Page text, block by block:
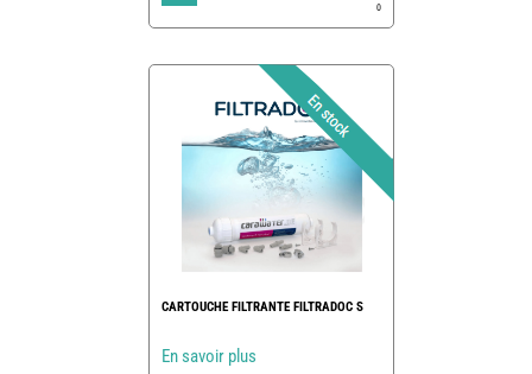
0
CARTOUCHE FILTRANTE FILTRADOC S
En savoir plus